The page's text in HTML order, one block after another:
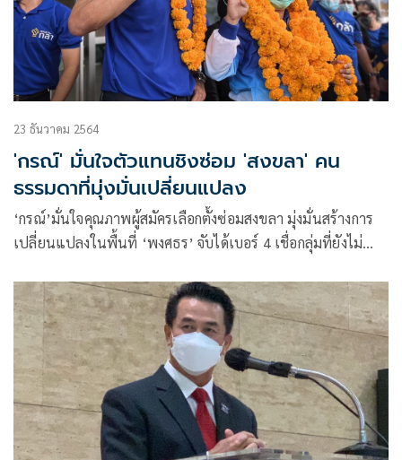
23 ธันวาคม 2564
'กรณ์' มั่นใจตัวแทนชิงซ่อม 'สงขลา' คน
ธรรมดาที่มุ่งมั่นเปลี่ยนแปลง
‘กรณ์’มั่นใจคุณภาพผู้สมัครเลือกตั้งซ่อมสงขลา มุ่งมั่นสร้างการ
เปลี่ยนแปลงในพื้นที่ ‘พงศธร’ จับได้เบอร์ 4 เชื่อกลุ่มที่ยังไม่
เสียงในพื้นที่ยังเหนียวแน่น